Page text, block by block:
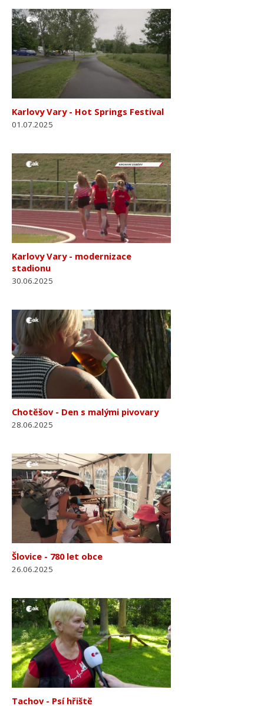
Karlovy Vary - Hot Springs Festival
01.07.2025
Karlovy Vary - modernizace
stadionu
30.06.2025
Chotěšov - Den s malými pivovary
28.06.2025
Šlovice - 780 let obce
26.06.2025
Tachov - Psí hřiště